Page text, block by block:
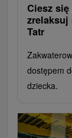
Ciesz
zrelaksuj
Tatr
dostępem
dziecka.